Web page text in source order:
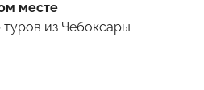
месте
из Чебоксары